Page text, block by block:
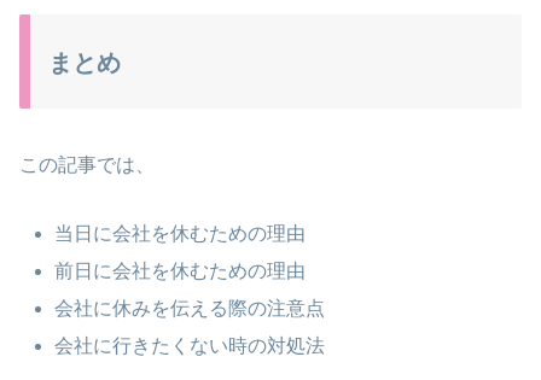
まとめ
この記事では、
当日に会社を休むための理由
前日に会社を休むための理由
会社に休みを伝える際の注意点
会社に行きたくない時の対処法